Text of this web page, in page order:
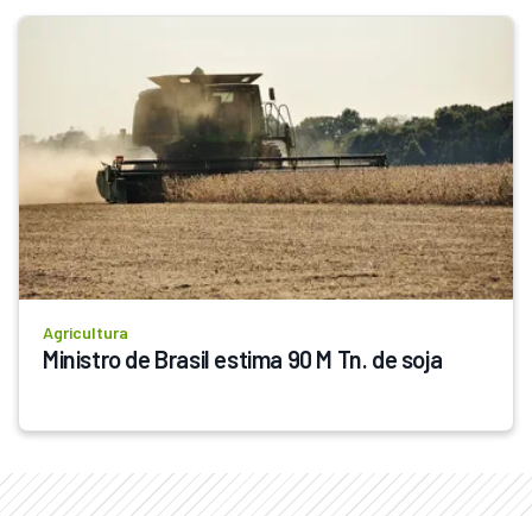
Agricultura
Ministro de Brasil estima 90 M Tn. de soja